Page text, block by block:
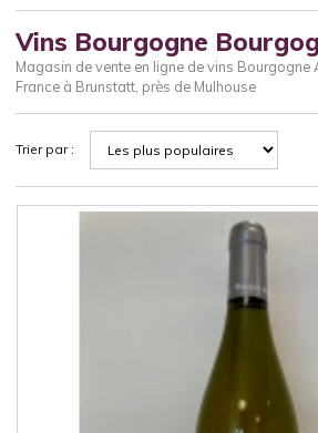
Vins Bourgogne
Magasin de vente en ligne de vins
France à Brunstatt, près de Mulhouse
Trier par :